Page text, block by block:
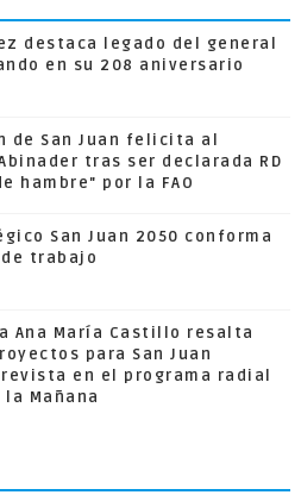
destaca legado del general
en su 208 aniversario
de San Juan felicita al
tras ser declarada RD
hambre" por la FAO
San Juan 2050 conforma
trabajo
Ana María Castillo resalta
para San Juan
en el programa radial
la Mañana